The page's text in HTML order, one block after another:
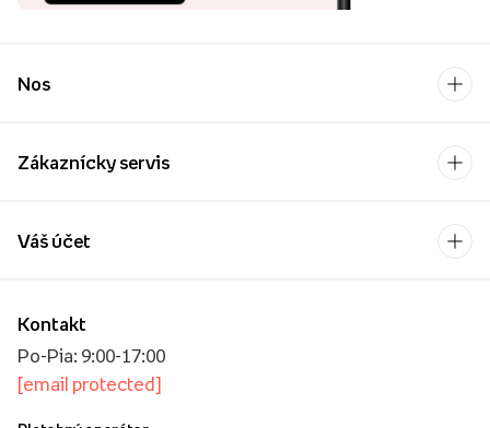
Nos
Zákaznícky servis
Kontakt
Po-Pia: 9:00-17:00
[email protected]
Váš účet